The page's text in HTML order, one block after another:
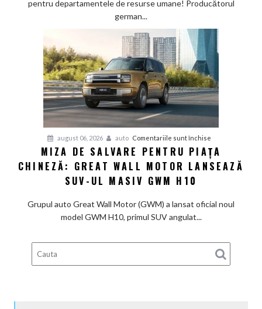
pensie,
deși
profitul
în
cu
așteptările
pentru departamentele de resurse umane! Producătorul
german...
august 06, 2026 auto Comentariile sunt închise
Miza
de
piața
Motor
lansează
MIZA DE SALVARE PENTRU PIAȚA
CHINEZĂ: GREAT WALL MOTOR LANSEAZĂ
SUV-UL MASIV GWM H10
Grupul auto Great Wall Motor (GWM) a lansat oficial noul
model GWM H10, primul SUV angulat...